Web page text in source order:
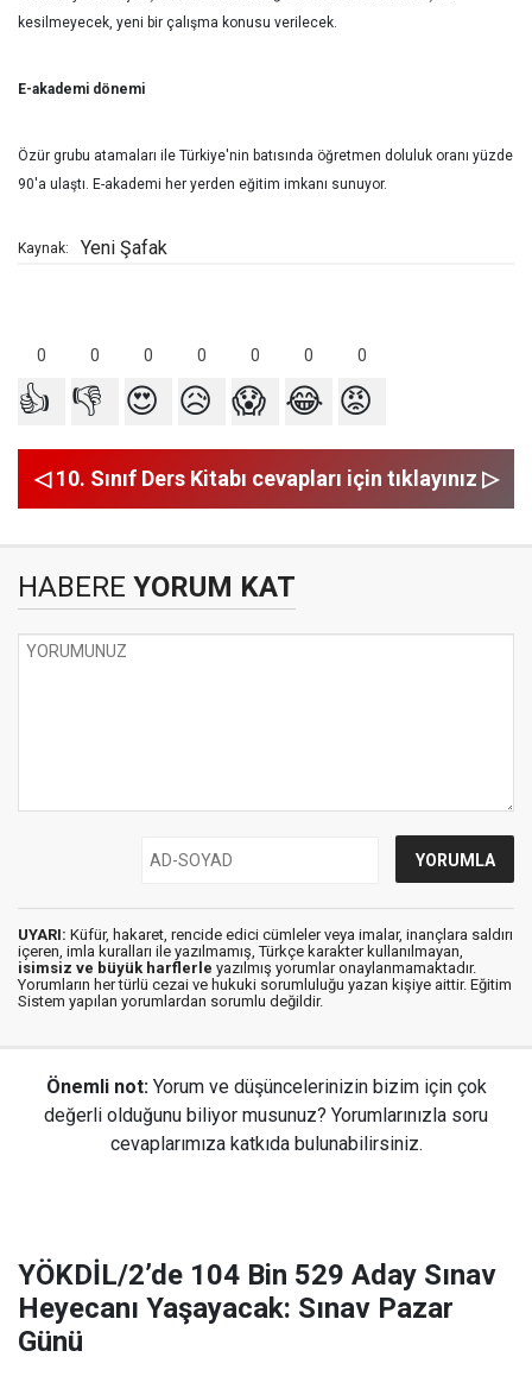
kesilmeyecek, yeni bir çalışma konusu verilecek.
E-akademi dönemi
Özür grubu atamaları ile Türkiye'nin batısında öğretmen doluluk oranı yüzde
90'a ulaştı. E-akademi her yerden eğitim imkanı sunuyor.
Kaynak: Yeni Şafak
0 0 0 0 0 0 0
👍 👎 😍 😥 😱 😂 😡
◁ 10. Sınıf Ders Kitabı cevapları için tıklayınız ▷
HABERE YORUM KAT
UYARI: Küfür, hakaret, rencide edici cümleler veya imalar, inançlara saldırı
içeren, imla kuralları ile yazılmamış, Türkçe karakter kullanılmayan,
isimsiz ve büyük harflerle yazılmış yorumlar onaylanmamaktadır.
Yorumların her türlü cezai ve hukuki sorumluluğu yazan kişiye aittir. Eğitim
Sistem yapılan yorumlardan sorumlu değildir.
Önemli not: Yorum ve düşüncelerinizin bizim için çok
değerli olduğunu biliyor musunuz? Yorumlarınızla soru
cevaplarımıza katkıda bulunabilirsiniz.
YÖKDİL/2’de 104 Bin 529 Aday Sınav
Heyecanı Yaşayacak: Sınav Pazar
Günü